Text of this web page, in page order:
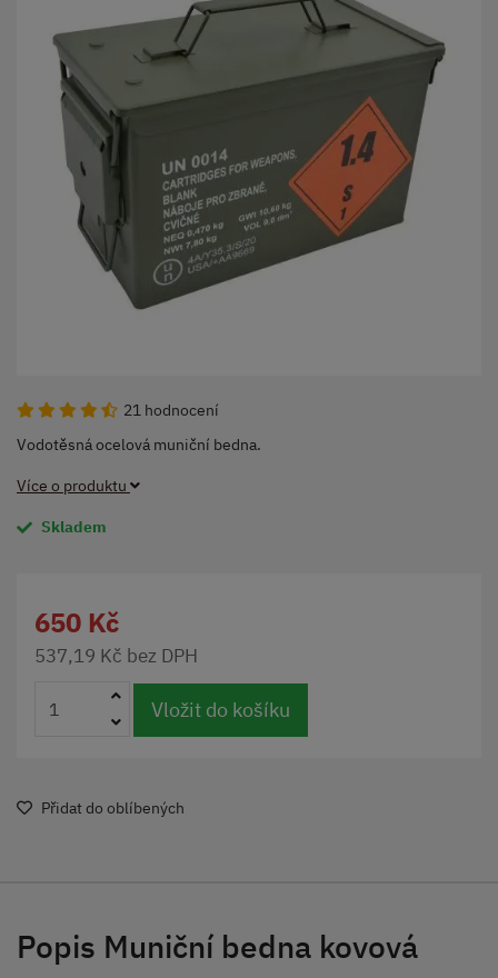
21 hodnocení
Vodotěsná ocelová muniční bedna.
Více o produktu
Skladem
650 Kč
537,19 Kč bez DPH
Vložit do košíku
Přidat do oblíbených
Popis Muniční bedna kovová